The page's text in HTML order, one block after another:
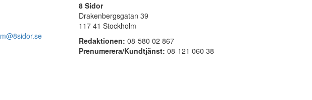
8 Sidor
Drakenbergsgatan 39
117 41 Stockholm
Redaktionen: 08-580 02 867
Prenumerera/Kundtjänst: 08-121 060 38